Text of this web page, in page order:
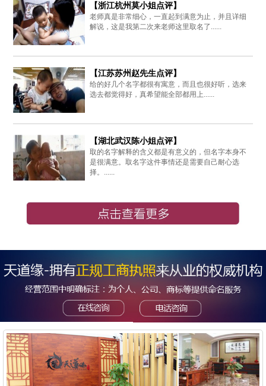
【浙江杭州莫小姐点评】
老师真是非常细心，一直起到满意为止，并且详细
解说，这是我第二次来老师这里取名了......
【江苏苏州赵先生点评】
给的好几个名字都很有寓意，而且也很好听，选来
选去都觉得好，真希望能全部都用上......
【湖北武汉陈小姐点评】
取的名字解释的含义都是有意义的，但名字本身不
是很满意。取名字这件事情还是需要自己耐心选
择。......